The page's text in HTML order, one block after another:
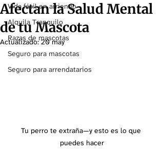
Vida fácil en arriendo
Alquila Tranquilo
Razas de mascotas
Seguro para mascotas
Seguro para arrendatarios
Afectan la Salud Mental
de tu Mascota
Actualizado:20 may
Tu perro te extraña—y esto es lo que
puedes hacer